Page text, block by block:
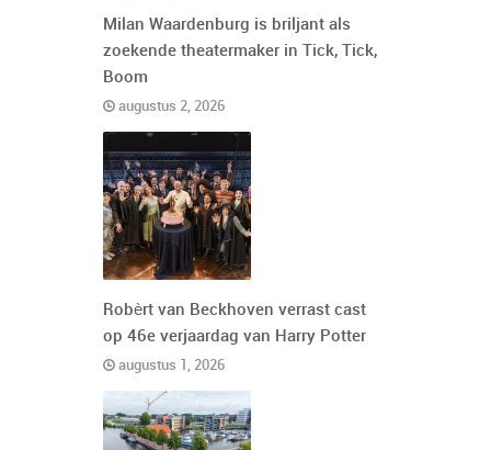
Milan Waardenburg is briljant als
zoekende theatermaker in Tick, Tick,
Boom
augustus 2, 2026
Robèrt van Beckhoven verrast cast
op 46e verjaardag van Harry Potter
augustus 1, 2026